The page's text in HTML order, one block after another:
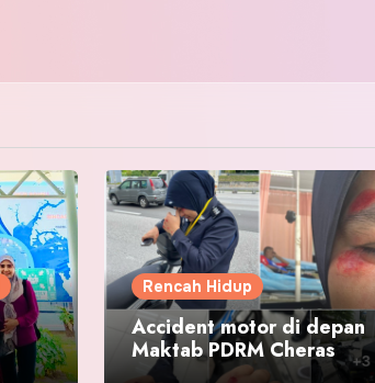
Rencah Hidup
Accident motor di depan
Maktab PDRM Cheras